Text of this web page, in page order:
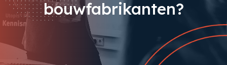
bouwfabrikanten?